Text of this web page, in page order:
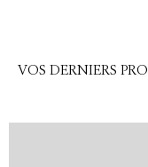
VOS DERNIERS